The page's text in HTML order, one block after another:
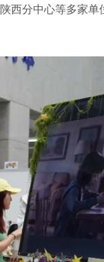
西分中心等多家单